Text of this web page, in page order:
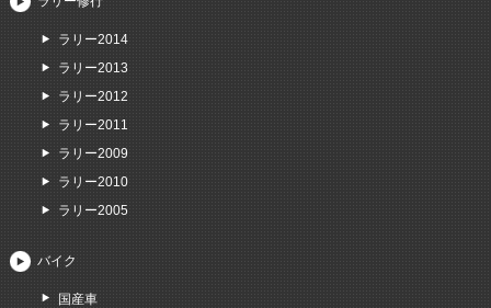
ラリー2014
ラリー2013
ラリー2012
ラリー2011
ラリー2009
ラリー2010
ラリー2005
バイク
国産車